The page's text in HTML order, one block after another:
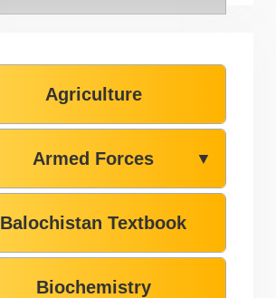
Agriculture
Armed Forces ▼
Balochistan Textbook
Biochemistry